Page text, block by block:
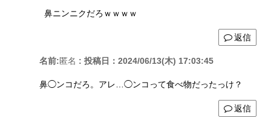
鼻ニンニクだろｗｗｗｗ
返信
名前:匿名 : 投稿日：2024/06/13(木) 17:03:45
鼻◯ンコだろ。アレ…◯ンコって食べ物だったっけ？
返信